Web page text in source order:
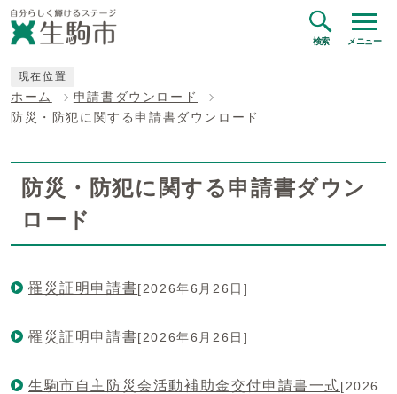
検索 メニュー
現在位置
ホーム
申請書ダウンロード
防災・防犯に関する申請書ダウンロード
防災・防犯に関する申請書ダウン
ロード
罹災証明申請書[2026年6月26日]
罹災証明申請書[2026年6月26日]
生駒市自主防災会活動補助金交付申請書一式[2026